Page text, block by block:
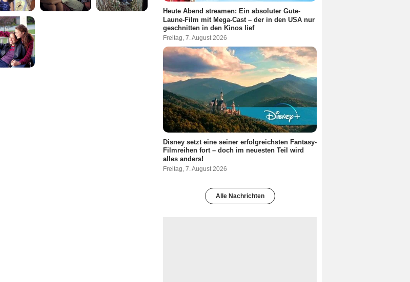
Heute Abend streamen: Ein absoluter Gute-
Laune-Film mit Mega-Cast – der in den USA nur
geschnitten in den Kinos lief
Freitag, 7. August 2026
Disney setzt eine seiner erfolgreichsten Fantasy-
Filmreihen fort – doch im neuesten Teil wird
alles anders!
Freitag, 7. August 2026
Alle Nachrichten